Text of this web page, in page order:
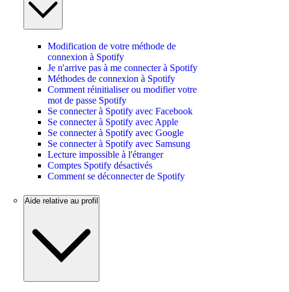
Modification de votre méthode de
connexion à Spotify
Je n'arrive pas à me connecter à Spotify
Méthodes de connexion à Spotify
Comment réinitialiser ou modifier votre
mot de passe Spotify
Se connecter à Spotify avec Facebook
Se connecter à Spotify avec Apple
Se connecter à Spotify avec Google
Se connecter à Spotify avec Samsung
Lecture impossible à l'étranger
Comptes Spotify désactivés
Comment se déconnecter de Spotify
Aide relative au profil